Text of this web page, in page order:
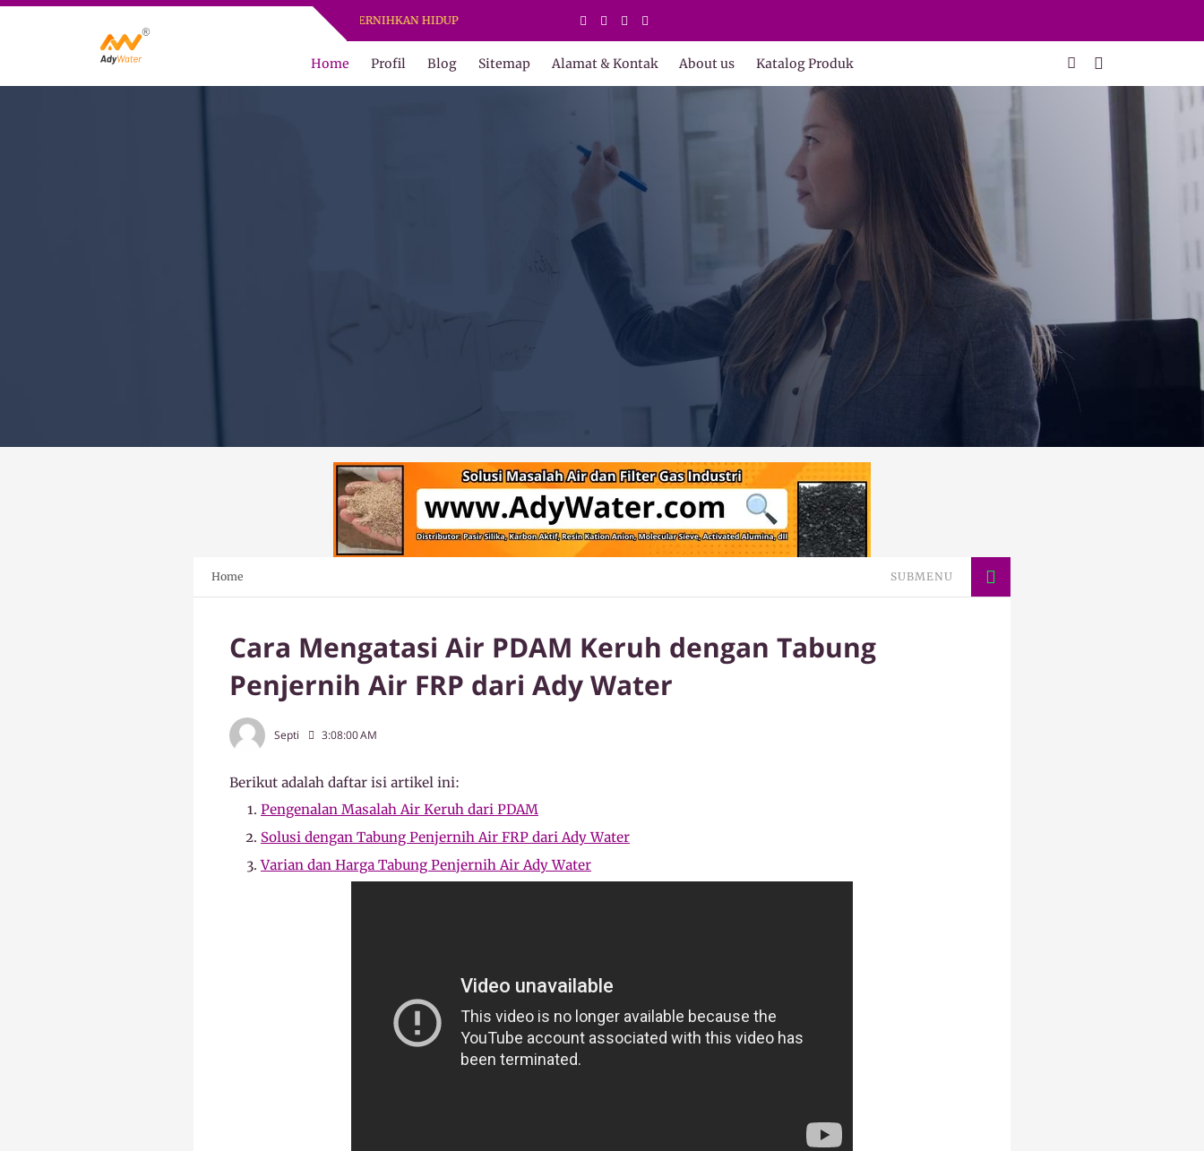
ADY WATER | JERNIHKAN HIDUP
Home Profil Blog Sitemap Alamat & Kontak About us Katalog Produk
Home SUBMENU
Cara Mengatasi Air PDAM Keruh dengan Tabung
Penjernih Air FRP dari Ady Water
Septi 3:08:00 AM
Berikut adalah daftar isi artikel ini:
Pengenalan Masalah Air Keruh dari PDAM
Solusi dengan Tabung Penjernih Air FRP dari Ady Water
Varian dan Harga Tabung Penjernih Air Ady Water